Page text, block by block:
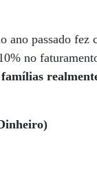
passado fez
no